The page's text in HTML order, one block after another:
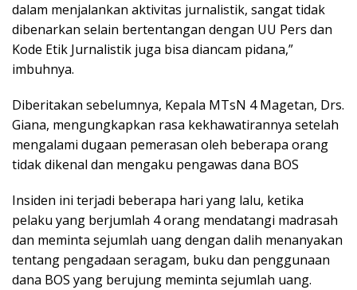
dalam menjalankan aktivitas jurnalistik, sangat tidak
dibenarkan selain bertentangan dengan UU Pers dan
Kode Etik Jurnalistik juga bisa diancam pidana,”
imbuhnya.
Diberitakan sebelumnya, Kepala MTsN 4 Magetan, Drs.
Giana, mengungkapkan rasa kekhawatirannya setelah
mengalami dugaan pemerasan oleh beberapa orang
tidak dikenal dan mengaku pengawas dana BOS
Insiden ini terjadi beberapa hari yang lalu, ketika
pelaku yang berjumlah 4 orang mendatangi madrasah
dan meminta sejumlah uang dengan dalih menanyakan
tentang pengadaan seragam, buku dan penggunaan
dana BOS yang berujung meminta sejumlah uang.